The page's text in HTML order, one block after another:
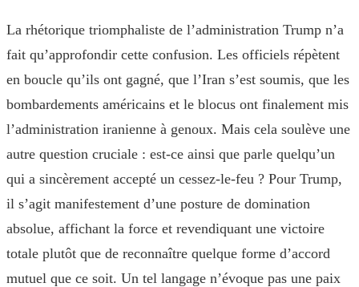
La rhétorique triomphaliste de l’administration Trump n’a
fait qu’approfondir cette confusion. Les officiels répètent
en boucle qu’ils ont gagné, que l’Iran s’est soumis, que les
bombardements américains et le blocus ont finalement mis
l’administration iranienne à genoux. Mais cela soulève une
autre question cruciale : est-ce ainsi que parle quelqu’un
qui a sincèrement accepté un cessez-le-feu ? Pour Trump,
il s’agit manifestement d’une posture de domination
absolue, affichant la force et revendiquant une victoire
totale plutôt que de reconnaître quelque forme d’accord
mutuel que ce soit. Un tel langage n’évoque pas une paix